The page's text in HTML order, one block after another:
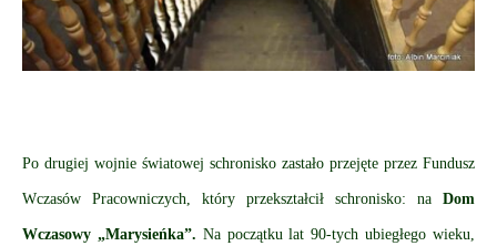
Po drugiej wojnie światowej schronisko zastało przejęte przez Fundusz
Wczasów Pracowniczych, który przekształcił schronisko: na Dom
Wczasowy „Marysieńka”. Na początku lat 90-tych ubiegłego wieku,